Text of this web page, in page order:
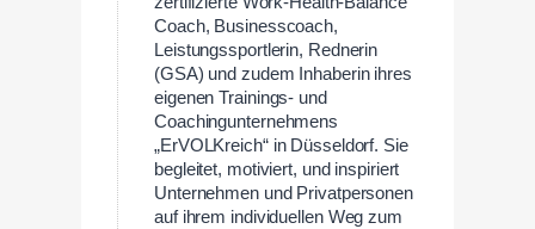
Coach, Businesscoach,
Leistungssportlerin, Rednerin
(GSA) und zudem Inhaberin ihres
eigenen Trainings- und
Coachingunternehmens
„ErVOLKreich“ in Düsseldorf. Sie
begleitet, motiviert, und inspiriert
Unternehmen und Privatpersonen
auf ihrem individuellen Weg zum